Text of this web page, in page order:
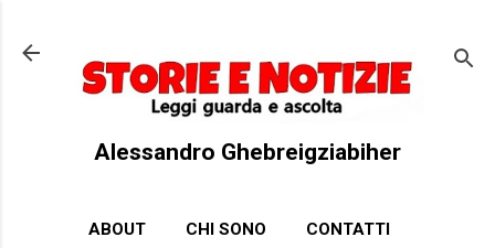
Alessandro Ghebreigziabiher
ABOUT CHI SONO CONTATTI